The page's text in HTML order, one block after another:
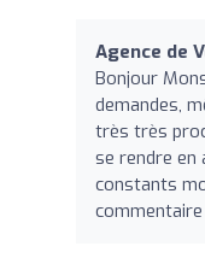
Agence de
Bonjour
demandes,
très très
se rendre en
constants